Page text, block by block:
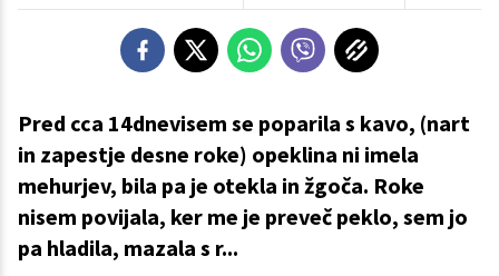
Pred cca 14dnevisem se poparila s kavo, (nart
in zapestje desne roke) opeklina ni imela
mehurjev, bila pa je otekla in žgoča. Roke
nisem povijala, ker me je preveč peklo, sem jo
pa hladila, mazala s r...